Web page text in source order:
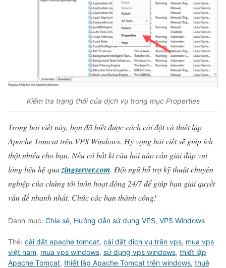
Kiểm tra trạng thái của dịch vụ trong mục Properties
Trong bài viết này, bạn đã biết được cách cài đặt và thiết lập
Apache Tomcat trên VPS Windows. Hy vọng bài viết sẽ giúp ích
thật nhiều cho bạn. Nếu có bất kì câu hỏi nào cần giải đáp vui
lòng liên hệ quazingserver.com. Đội ngũ hỗ trợ kỹ thuật chuyên
nghiệp của chúng tôi luôn hoạt động 24/7 để giúp bạn giải quyết
vấn đề nhanh nhất. Chúc các bạn thành công!
Danh mục: Chia sẻ, Hướng dẫn sử dụng VPS, VPS Windows
Thẻ: cài đặt apache tomcat, cài đặt dịch vụ trên vps, mua vps
việt nam, mua vps windows, sử dụng vps windows, thiết lập
Apache Tomcat, thiết lập Apache Tomcat trên windows, thuê